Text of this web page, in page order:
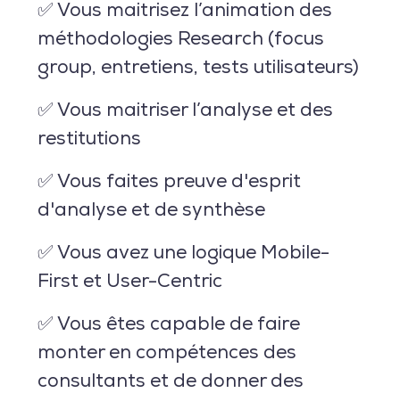
✅ Vous maitrisez l’animation des
méthodologies Research (focus
group, entretiens, tests utilisateurs)
✅ Vous maitriser l’analyse et des
restitutions
✅ Vous faites preuve d'esprit
d'analyse et de synthèse
✅ Vous avez une logique Mobile-
First et User-Centric
✅ Vous êtes capable de faire
monter en compétences des
consultants et de donner des